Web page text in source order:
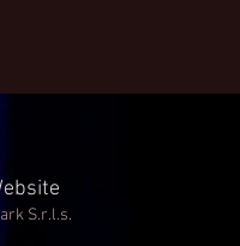
S.r.l.s.